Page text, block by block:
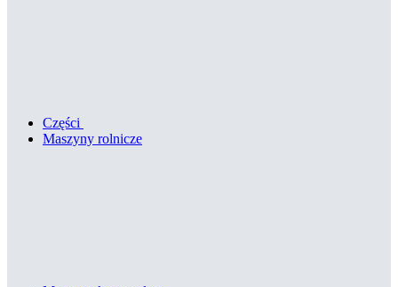
Części
Maszyny rolnicze